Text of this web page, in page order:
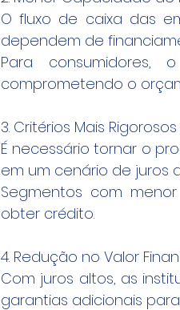
O fluxo de caixa das
dependem de
Para
comprometendo o
3. Critérios Mais
É necessário tornar o
em um cenário de juros
Segmentos com
obter crédito.
4. Redução no Valor
Com juros altos, as
garantias adicionais